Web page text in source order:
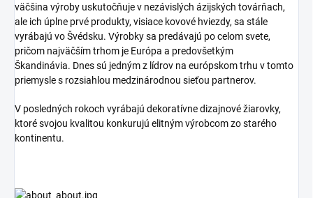
väčšina výroby uskutočňuje v nezávislých ázijských továrňach,
ale ich úplne prvé produkty, visiace kovové hviezdy, sa stále
vyrábajú vo Švédsku. Výrobky sa predávajú po celom svete,
pričom najväčším trhom je Európa a predovšetkým
Škandinávia. Dnes sú jedným z lídrov na európskom trhu v tomto
priemysle s rozsiahlou medzinárodnou sieťou partnerov.
V posledných rokoch vyrábajú dekoratívne dizajnové žiarovky,
ktoré svojou kvalitou konkurujú elitným výrobcom zo starého
kontinentu.